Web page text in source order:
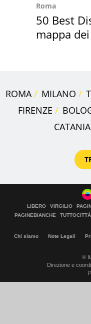
Roma
50 Best
mappa
ROMA MILANO
FIRENZE
CATANIA
LIBERO VIRGILIO
PAGINEBIANCHE
TUTTOCITTÀ
Chi siamo Note Legali
©
Direzione e